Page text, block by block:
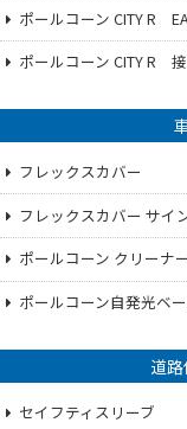
ポールコーン CITY R EA
ポールコーン CITY R
フレックスカバー
フレックスカバー サイ
ポールコーン クリーナー
ポールコーン自発光ベ
道
セイフティスリーブ